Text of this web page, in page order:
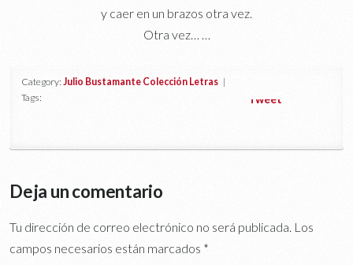
y caer en un brazos otra vez.
Otra vez… …
Category:Julio Bustamante Colección Letras |
Tags:
Tweet
Deja un comentario
Tu dirección de correo electrónico no será publicada. Los
campos necesarios están marcados *